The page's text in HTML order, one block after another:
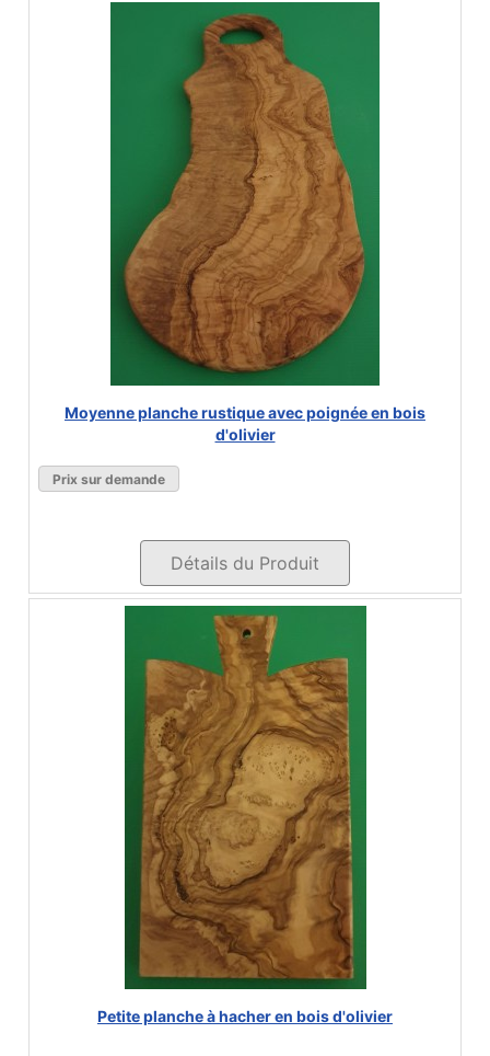
Moyenne planche rustique avec poignée en bois
d'olivier
Prix sur demande
Détails du Produit
Petite planche à hacher en bois d'olivier